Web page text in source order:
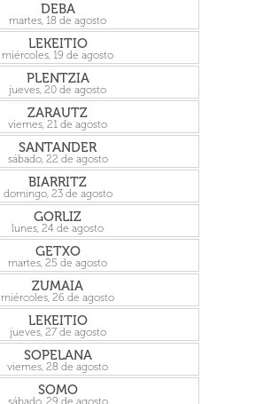
DEBA
martes, 18 de agosto
LEKEITIO
miércoles, 19 de agosto
PLENTZIA
jueves, 20 de agosto
ZARAUTZ
viernes, 21 de agosto
SANTANDER
sábado, 22 de agosto
BIARRITZ
domingo, 23 de agosto
GORLIZ
lunes, 24 de agosto
GETXO
martes, 25 de agosto
ZUMAIA
miércoles, 26 de agosto
LEKEITIO
jueves, 27 de agosto
SOPELANA
viernes, 28 de agosto
SOMO
sábado, 29 de agosto